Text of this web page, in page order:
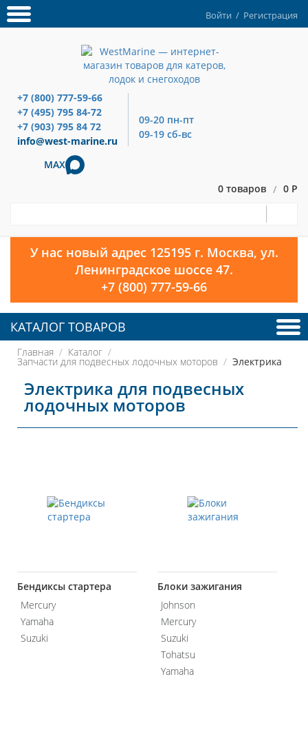
Войти / Регистрация
+7 (800) 777-59-66
+7 (495) 795 84-72
+7 (903) 795 84 72
info@west-marine.ru
09-20 пн-пт
09-19 сб-вс
MAX
0 товаров / 0 Р
У нас новый адрес 125195 г. Москва, ул.
Ленинградское шоссе 47.
+7 (800) 777-59-66
КАТАЛОГ ТОВАРОВ
Главная Каталог
Запчасти для подвесных лодочных моторов Электрика
Электрика для подвесных
лодочных моторов
Бендиксы стартера
Mercury
Yamaha
Suzuki
Блоки зажигания
Johnson
Mercury
Suzuki
Tohatsu
Yamaha